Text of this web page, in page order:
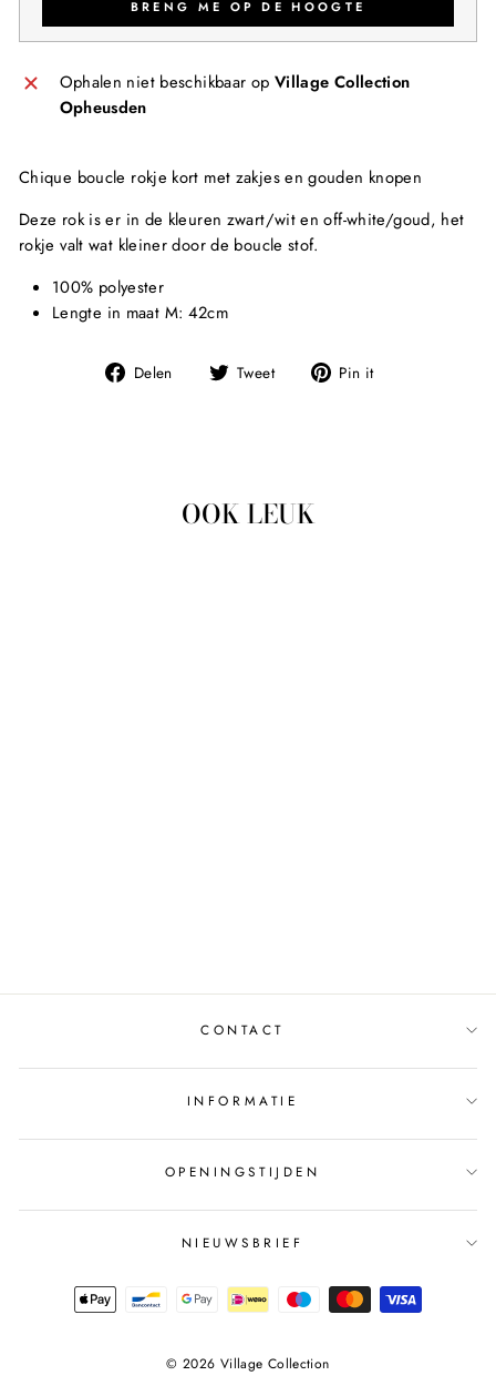
BRENG ME OP DE HOOGTE
Ophalen niet beschikbaar op Village Collection
Opheusden
Chique boucle rokje kort met zakjes en gouden knopen
Deze rok is er in de kleuren zwart/wit en off-white/goud, het
rokje valt wat kleiner door de boucle stof.
100% polyester
Lengte in maat M: 42cm
Delen
Deel
Tweet
Tweet Pin it
OOK LEUK
CONTACT
INFORMATIE
OPENINGSTIJDEN
NIEUWSBRIEF
© 2026 Village Collection